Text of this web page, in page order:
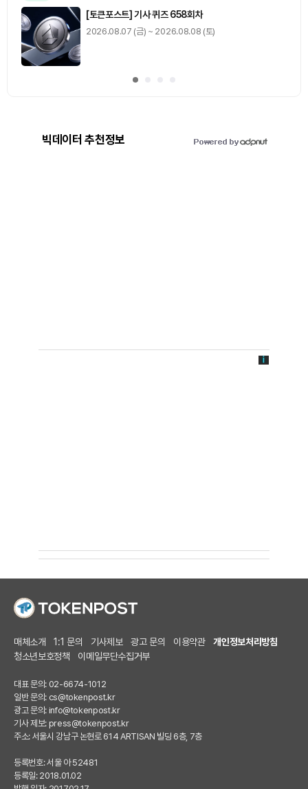
[토큰포스트] 기사 퀴즈 658회차
2026.08.07 (금) ~ 2026.08.08 (토)
빅데이터 추천정보
매체소개 1:1 문의 기사제보 광고 문의 이용약관
개인정보처리방침
청소년보호정책
이메일무단수집거부
대표 문의: 02-6674-1012
일반 문의: cs@tokenpost.kr
광고 문의: info@tokenpost.kr
기사 제보: press@tokenpost.kr
주소: 서울시 강남구 논현로 614 ARTISAN 빌딩 6층, 7층
등록번호: 서울 아 52481
등록일: 2018.01.02